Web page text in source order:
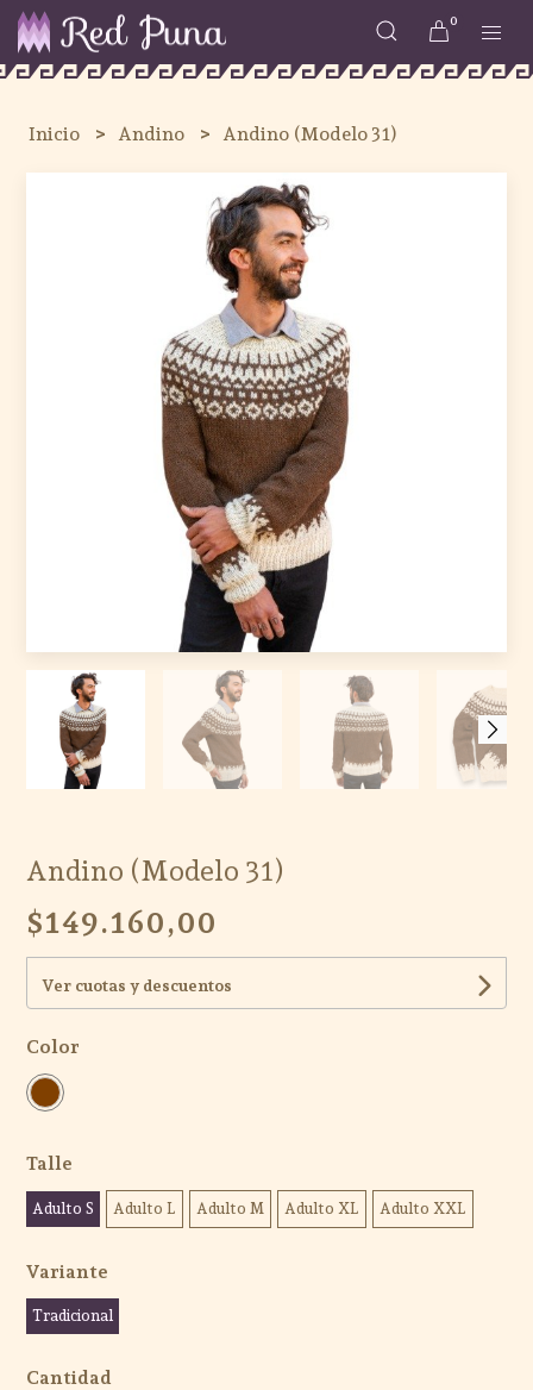
0
Inicio Andino Andino (Modelo 31)
Andino (Modelo 31)
$149.160,00
Ver cuotas y descuentos
Color
Talle
Adulto S Adulto L Adulto M Adulto XL Adulto XXL
Variante
Tradicional
Cantidad